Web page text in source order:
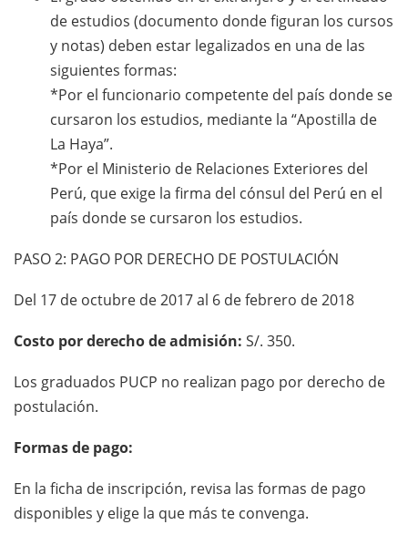
de estudios (documento donde figuran los cursos
y notas) deben estar legalizados en una de las
siguientes formas:
*Por el funcionario competente del país donde se
cursaron los estudios, mediante la “Apostilla de
La Haya”.
*Por el Ministerio de Relaciones Exteriores del
Perú, que exige la firma del cónsul del Perú en el
país donde se cursaron los estudios.
PASO 2: PAGO POR DERECHO DE POSTULACIÓN
Del 17 de octubre de 2017 al 6 de febrero de 2018
Costo por derecho de admisión: S/. 350.
Los graduados PUCP no realizan pago por derecho de
postulación.
Formas de pago:
En la ficha de inscripción, revisa las formas de pago
disponibles y elige la que más te convenga.